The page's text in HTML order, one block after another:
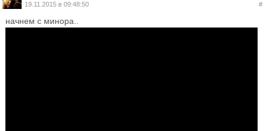
19.11.2015 в 09:48:50
#
начнем с минора..